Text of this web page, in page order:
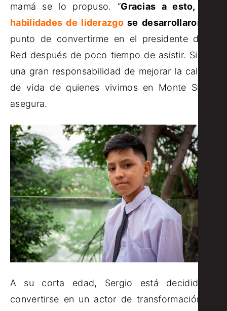
mamá se lo propuso. “Gracias a esto, mis
habilidades de liderazgo se desarrollaron
punto de convertirme en el presidente de la
Red después de poco tiempo de asistir. Siento
una gran responsabilidad de mejorar la calidad
de vida de quienes vivimos en Monte Sinaí”,
asegura.
A su corta edad, Sergio está decidido a
convertirse en un actor de transformación en